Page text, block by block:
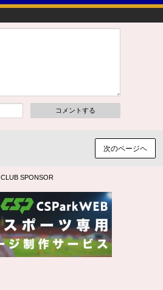
コメントする
次のページヘ
CLUB SPONSOR